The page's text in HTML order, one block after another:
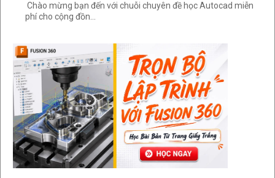
Chào mừng bạn đến với chuỗi chuyên đề học Autocad miễn
phí cho cộng đồn...